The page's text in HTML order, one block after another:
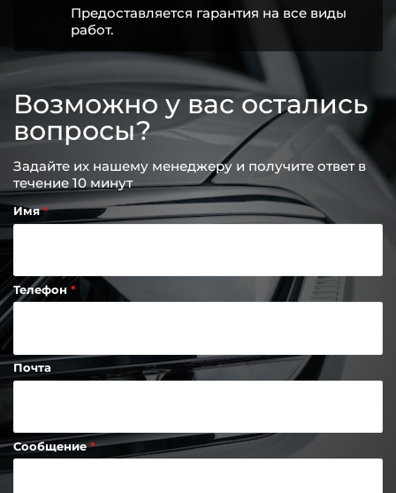
Предоставляется гарантия на все виды
работ.
Возможно у вас остались
вопросы?
Задайте их нашему менеджеру и получите ответ в
течение 10 минут
Имя
Телефон
Почта
Сообщение